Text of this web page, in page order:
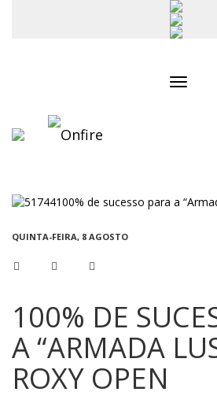
QUINTA-FEIRA, 8 AGOSTO
100% DE
A “ARMADA
ROXY OPEN